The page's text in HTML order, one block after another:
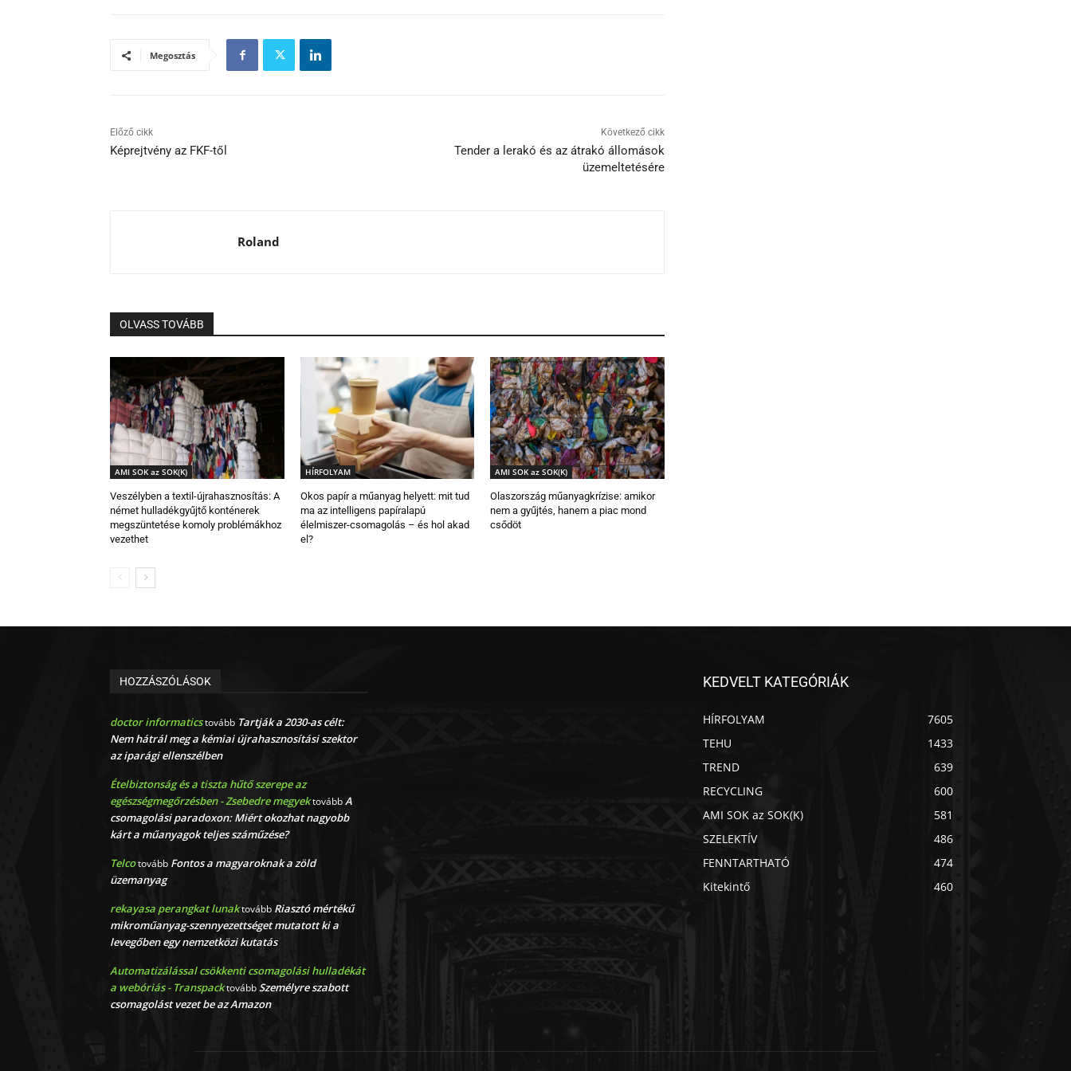
Megosztás
Előző cikk
Képrejtvény az FKF-től
Következő cikk
Tender a lerakó és az átrakó állomások
üzemeltetésére
Roland
OLVASS TOVÁBB
AMI SOK az SOK(K)
Veszélyben a textil-újrahasznosítás: A
német hulladékgyűjtő konténerek
megszüntetése komoly problémákhoz
vezethet
HÍRFOLYAM
Okos papír a műanyag helyett: mit tud
ma az intelligens papíralapú
élelmiszer-csomagolás – és hol akad
el?
AMI SOK az SOK(K)
Olaszország műanyagkrízise: amikor
nem a gyűjtés, hanem a piac mond
csődöt
HOZZÁSZÓLÁSOK
doctor informaticstovább Tartják a 2030-as célt:
Nem hátrál meg a kémiai újrahasznosítási szektor
az iparági ellenszélben
Ételbiztonság és a tiszta hűtő szerepe az
egészségmegőrzésben - Zsebedre megyektovábbA
csomagolási paradoxon: Miért okozhat nagyobb
kárt a műanyagok teljes száműzése?
Telcotovább Fontos a magyaroknak a zöld
üzemanyag
rekayasa perangkat lunaktovább Riasztó mértékű
mikroműanyag-szennyezettséget mutatott ki a
levegőben egy nemzetközi kutatás
Automatizálással csökkenti csomagolási hulladékát
a webóriás - TranspacktovábbSzemélyre szabott
csomagolást vezet be az Amazon
KEDVELT KATEGÓRIÁK
HÍRFOLYAM
7605
TEHU
1433
TREND
639
RECYCLING
600
AMI SOK az SOK(K)
581
SZELEKTÍV
486
FENNTARTHATÓ
474
Kitekintő
460
Mr wAIste